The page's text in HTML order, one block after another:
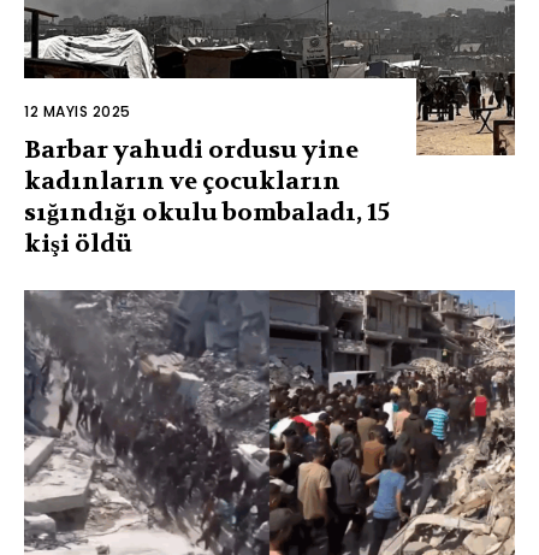
12 MAYIS 2025
Barbar yahudi ordusu yine
kadınların ve çocukların
sığındığı okulu bombaladı, 15
kişi öldü